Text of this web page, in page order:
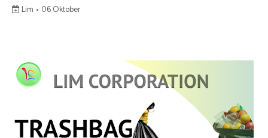
Lim • 06 Oktober